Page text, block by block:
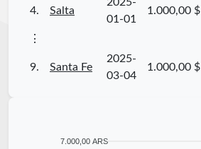
4. Salta
01-01
1.000,00 $
⋮
9. Santa Fe
2025-
03-04
1.000,00 $
7.000,00 ARS